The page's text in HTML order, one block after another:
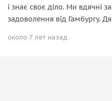
і знає своє діло. Ми вдячні
задоволення від Гамбургу.
около 7 лет назад